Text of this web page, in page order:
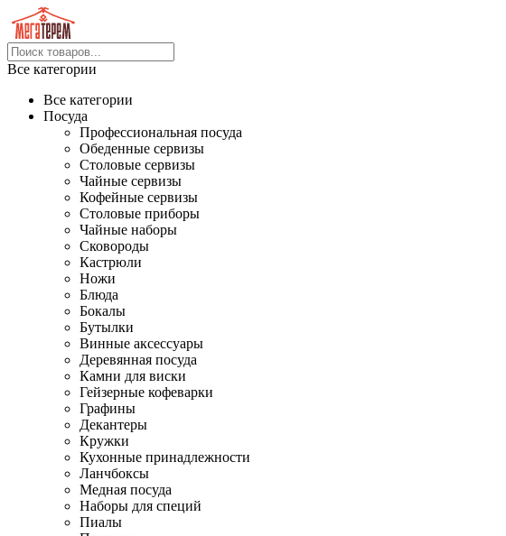
Все категории
Все категории
Посуда
Профессиональная посуда
Обеденные сервизы
Столовые сервизы
Чайные сервизы
Кофейные сервизы
Столовые приборы
Чайные наборы
Сковороды
Кастрюли
Ножи
Блюда
Бокалы
Бутылки
Винные аксессуары
Деревянная посуда
Камни для виски
Гейзерные кофеварки
Графины
Декантеры
Кружки
Кухонные принадлежности
Ланчбоксы
Медная посуда
Наборы для специй
Пиалы